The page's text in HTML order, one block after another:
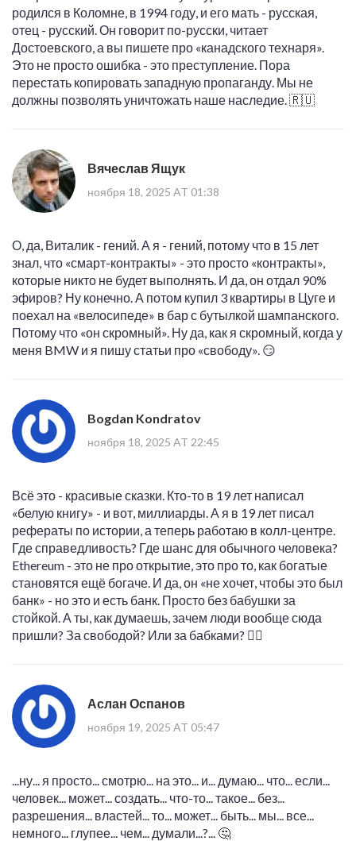
родился в Коломне, в 1994 году, и его мать - русская,
отец - русский. Он говорит по-русски, читает
Достоевского, а вы пишете про «канадского технаря».
Это не просто ошибка - это преступление. Пора
перестать копировать западную пропаганду. Мы не
должны позволять уничтожать наше наследие. 🇷🇺
Вячеслав Ящук
ноября 18, 2025 AT 01:38
О, да, Виталик - гений. А я - гений, потому что в 15 лет
знал, что «смарт-контракты» - это просто «контракты»,
которые никто не будет выполнять. И да, он отдал 90%
эфиров? Ну конечно. А потом купил 3 квартиры в Цуге и
поехал на «велосипеде» в бар с бутылкой шампанского.
Потому что «он скромный». Ну да, как я скромный, когда у
меня BMW и я пишу статьи про «свободу». 😏
Bogdan Kondratov
ноября 18, 2025 AT 22:45
Всё это - красивые сказки. Кто-то в 19 лет написал
«белую книгу» - и вот, миллиарды. А я в 19 лет писал
рефераты по истории, а теперь работаю в колл-центре.
Где справедливость? Где шанс для обычного человека?
Ethereum - это не про открытие, это про то, как богатые
становятся ещё богаче. И да, он «не хочет, чтобы это был
банк» - но это и есть банк. Просто без бабушки за
стойкой. А ты, как думаешь, зачем люди вообще сюда
пришли? За свободой? Или за бабками? 🤷‍♂️
Аслан Оспанов
ноября 19, 2025 AT 05:47
...ну... я просто... смотрю... на это... и... думаю... что... если...
человек... может... создать... что-то... такое... без...
разрешения... властей... то... может... быть... мы... все...
немного... глупее... чем... думали...?... 🤔